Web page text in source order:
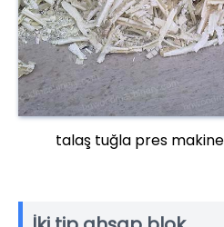
talaş tuğla pres